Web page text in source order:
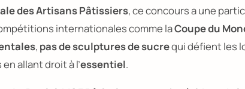
des Artisans Pâtissiers, ce concours a une
internationales comme laCoupe du
, pas de sculptures de sucrequi défient les
allant droit à l’essentiel.